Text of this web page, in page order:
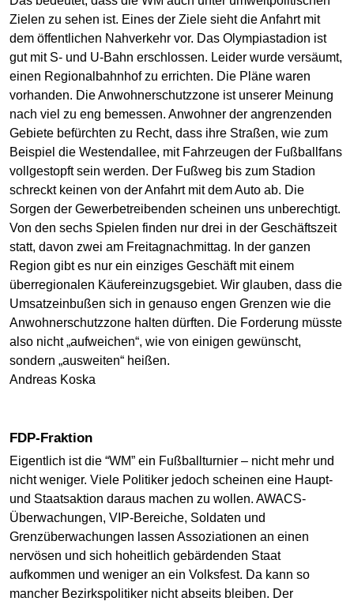
Zielen zu sehen ist. Eines der Ziele sieht die Anfahrt mit
dem öffentlichen Nahverkehr vor. Das Olympiastadion ist
gut mit S- und U-Bahn erschlossen. Leider wurde versäumt,
einen Regionalbahnhof zu errichten. Die Pläne waren
vorhanden. Die Anwohnerschutzzone ist unserer Meinung
nach viel zu eng bemessen. Anwohner der angrenzenden
Gebiete befürchten zu Recht, dass ihre Straßen, wie zum
Beispiel die Westendallee, mit Fahrzeugen der Fußballfans
vollgestopft sein werden. Der Fußweg bis zum Stadion
schreckt keinen von der Anfahrt mit dem Auto ab. Die
Sorgen der Gewerbetreibenden scheinen uns unberechtigt.
Von den sechs Spielen finden nur drei in der Geschäftszeit
statt, davon zwei am Freitagnachmittag. In der ganzen
Region gibt es nur ein einziges Geschäft mit einem
überregionalen Käufereinzugsgebiet. Wir glauben, dass die
Umsatzeinbußen sich in genauso engen Grenzen wie die
Anwohnerschutzzone halten dürften. Die Forderung müsste
also nicht „aufweichen“, wie von einigen gewünscht,
sondern „ausweiten“ heißen.
Andreas Koska
FDP-Fraktion
Eigentlich ist die “WM” ein Fußballturnier – nicht mehr und
nicht weniger. Viele Politiker jedoch scheinen eine Haupt-
und Staatsaktion daraus machen zu wollen. AWACS-
Überwachungen, VIP-Bereiche, Soldaten und
Grenzüberwachungen lassen Assoziationen an einen
nervösen und sich hoheitlich gebärdenden Staat
aufkommen und weniger an ein Volksfest. Da kann so
mancher Bezirkspolitiker nicht abseits bleiben. Der